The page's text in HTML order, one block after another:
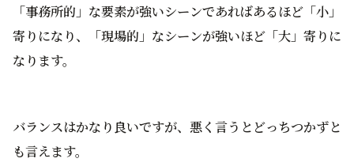
「事務所的」な要素が強いシーンであればあるほど「小」
寄りになり、「現場的」なシーンが強いほど「大」寄りに
なります。
バランスはかなり良いですが、悪く言うとどっちつかずと
も言えます。